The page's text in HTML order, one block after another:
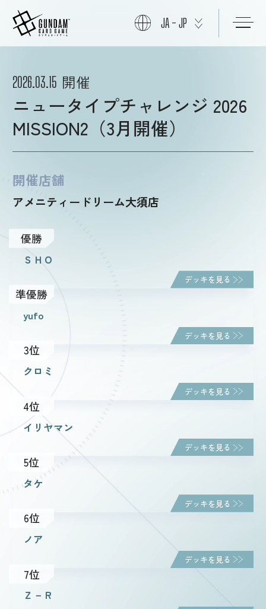
商品情報
カード
イベント
ルール・Q&A
ショップ
JA - JP
2026.03.15 開催
ニュータイプチャレンジ 2026
MISSION2（3月開催）
開催店舗
アメニティードリーム大須店
優勝
ＳＨＯ
デッキを見る
準優勝
yufo
デッキを見る
3位
クロミ
デッキを見る
4位
イリヤマン
デッキを見る
5位
タケ
デッキを見る
6位
ノア
デッキを見る
7位
Ｚ－Ｒ